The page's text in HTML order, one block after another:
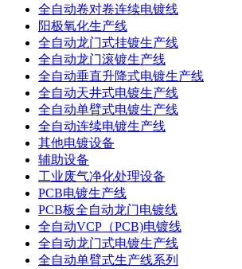
全自动卷对卷连续电镀线
阳极氧化生产线
全自动龙门式挂镀生产线
全自动龙门滚镀生产线
全自动垂直升降式电镀生产线
全自动天井式电镀生产线
全自动单臂式电镀生产线
全自动连续电镀生产线
其他电镀设备
辅助设备
工业废气净化处理设备
PCB电镀生产线
PCB板全自动龙门电镀线
全自动VCP（PCB)电镀线
全自动龙门式电镀生产线
全自动单臂式生产线系列